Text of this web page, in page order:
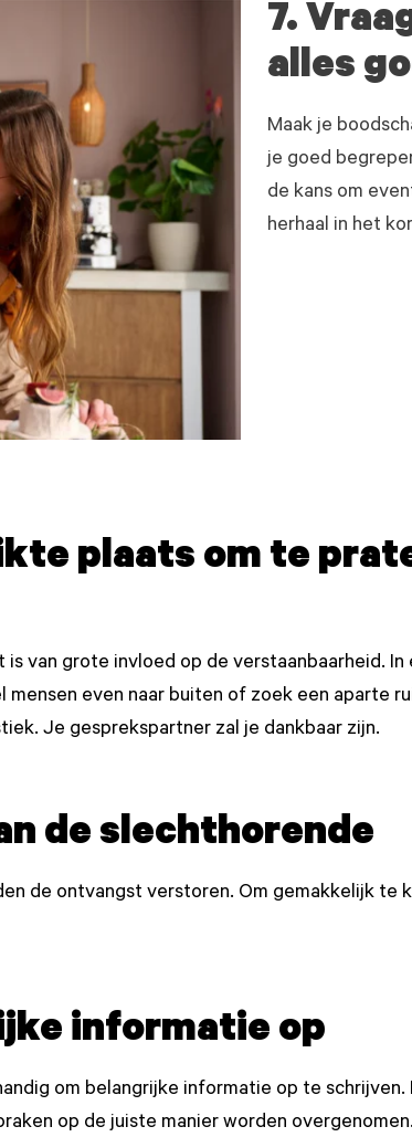
7.
alles
Maak je
je goed
de kans om
herhaal in het
plaats om te
van grote invloed op de verstaanbaarheid.
even naar buiten of zoek een aparte
Je gesprekspartner zal je dankbaar zijn.
de slechthorende
de ontvangst verstoren. Om gemakkelijk te
informatie op
om belangrijke informatie op te
op de juiste manier worden overgenomen.